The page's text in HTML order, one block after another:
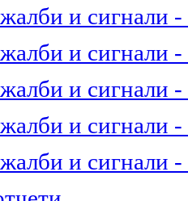
и сигнали -
и сигнали -
и сигнали -
и сигнали -
и сигнали -